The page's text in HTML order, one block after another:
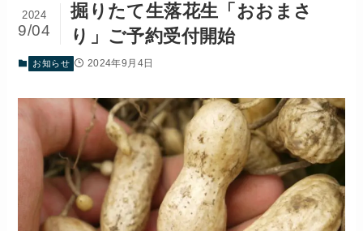
掘りたて生落花生「おおまさ
り」ご予約受付開始
2024
9/04
お知らせ 2024年9月4日